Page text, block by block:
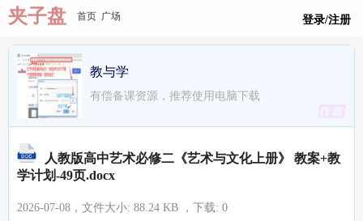
夹子盘 首页 广场 登录/注册
教与学
有偿备课资源，推荐使用电脑下载
人教版高中艺术必修二《艺术与文化上册》 教案+教
学计划-49页.docx
2026-07-08，文件大小: 88.24 KB ，下载: 0